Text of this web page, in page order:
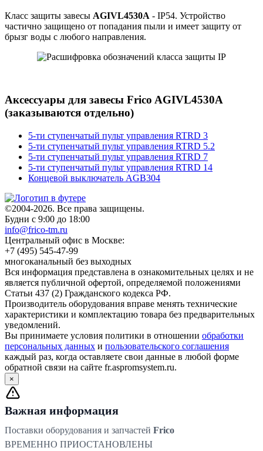
Класс защиты завесы AGIVL4530A - IP54. Устройство
частично защищено от попадания пыли и имеет защиту от
брызг воды с любого направления.
Аксессуары для завесы Frico AGIVL4530A
(заказываются отдельно)
5-ти ступенчатый пульт управления RTRD 3
5-ти ступенчатый пульт управления RTRD 5.2
5-ти ступенчатый пульт управления RTRD 7
5-ти ступенчатый пульт управления RTRD 14
Концевой выключатель AGB304
©2004-2026. Все права защищены.
Будни с 9:00 до 18:00
info@frico-tm.ru
Центральный офис в Москве:
+7 (495) 545-47-99
многоканальный без выходных
Вся информация представлена в ознакомительных целях и не
является публичной офертой, определяемой положениями
Статьи 437 (2) Гражданского кодекса РФ.
Производитель оборудования вправе менять технические
характеристики и комплектацию товара без предварительных
уведомлений.
Вы принимаете условия политики в отношении обработки
персональных данных и пользовательского соглашения
каждый раз, когда оставляете свои данные в любой форме
обратной связи на сайте fr.aspromsystem.ru.
×
Важная информация
Поставки оборудования и запчастей Frico
ВРЕМЕННО ПРИОСТАНОВЛЕНЫ